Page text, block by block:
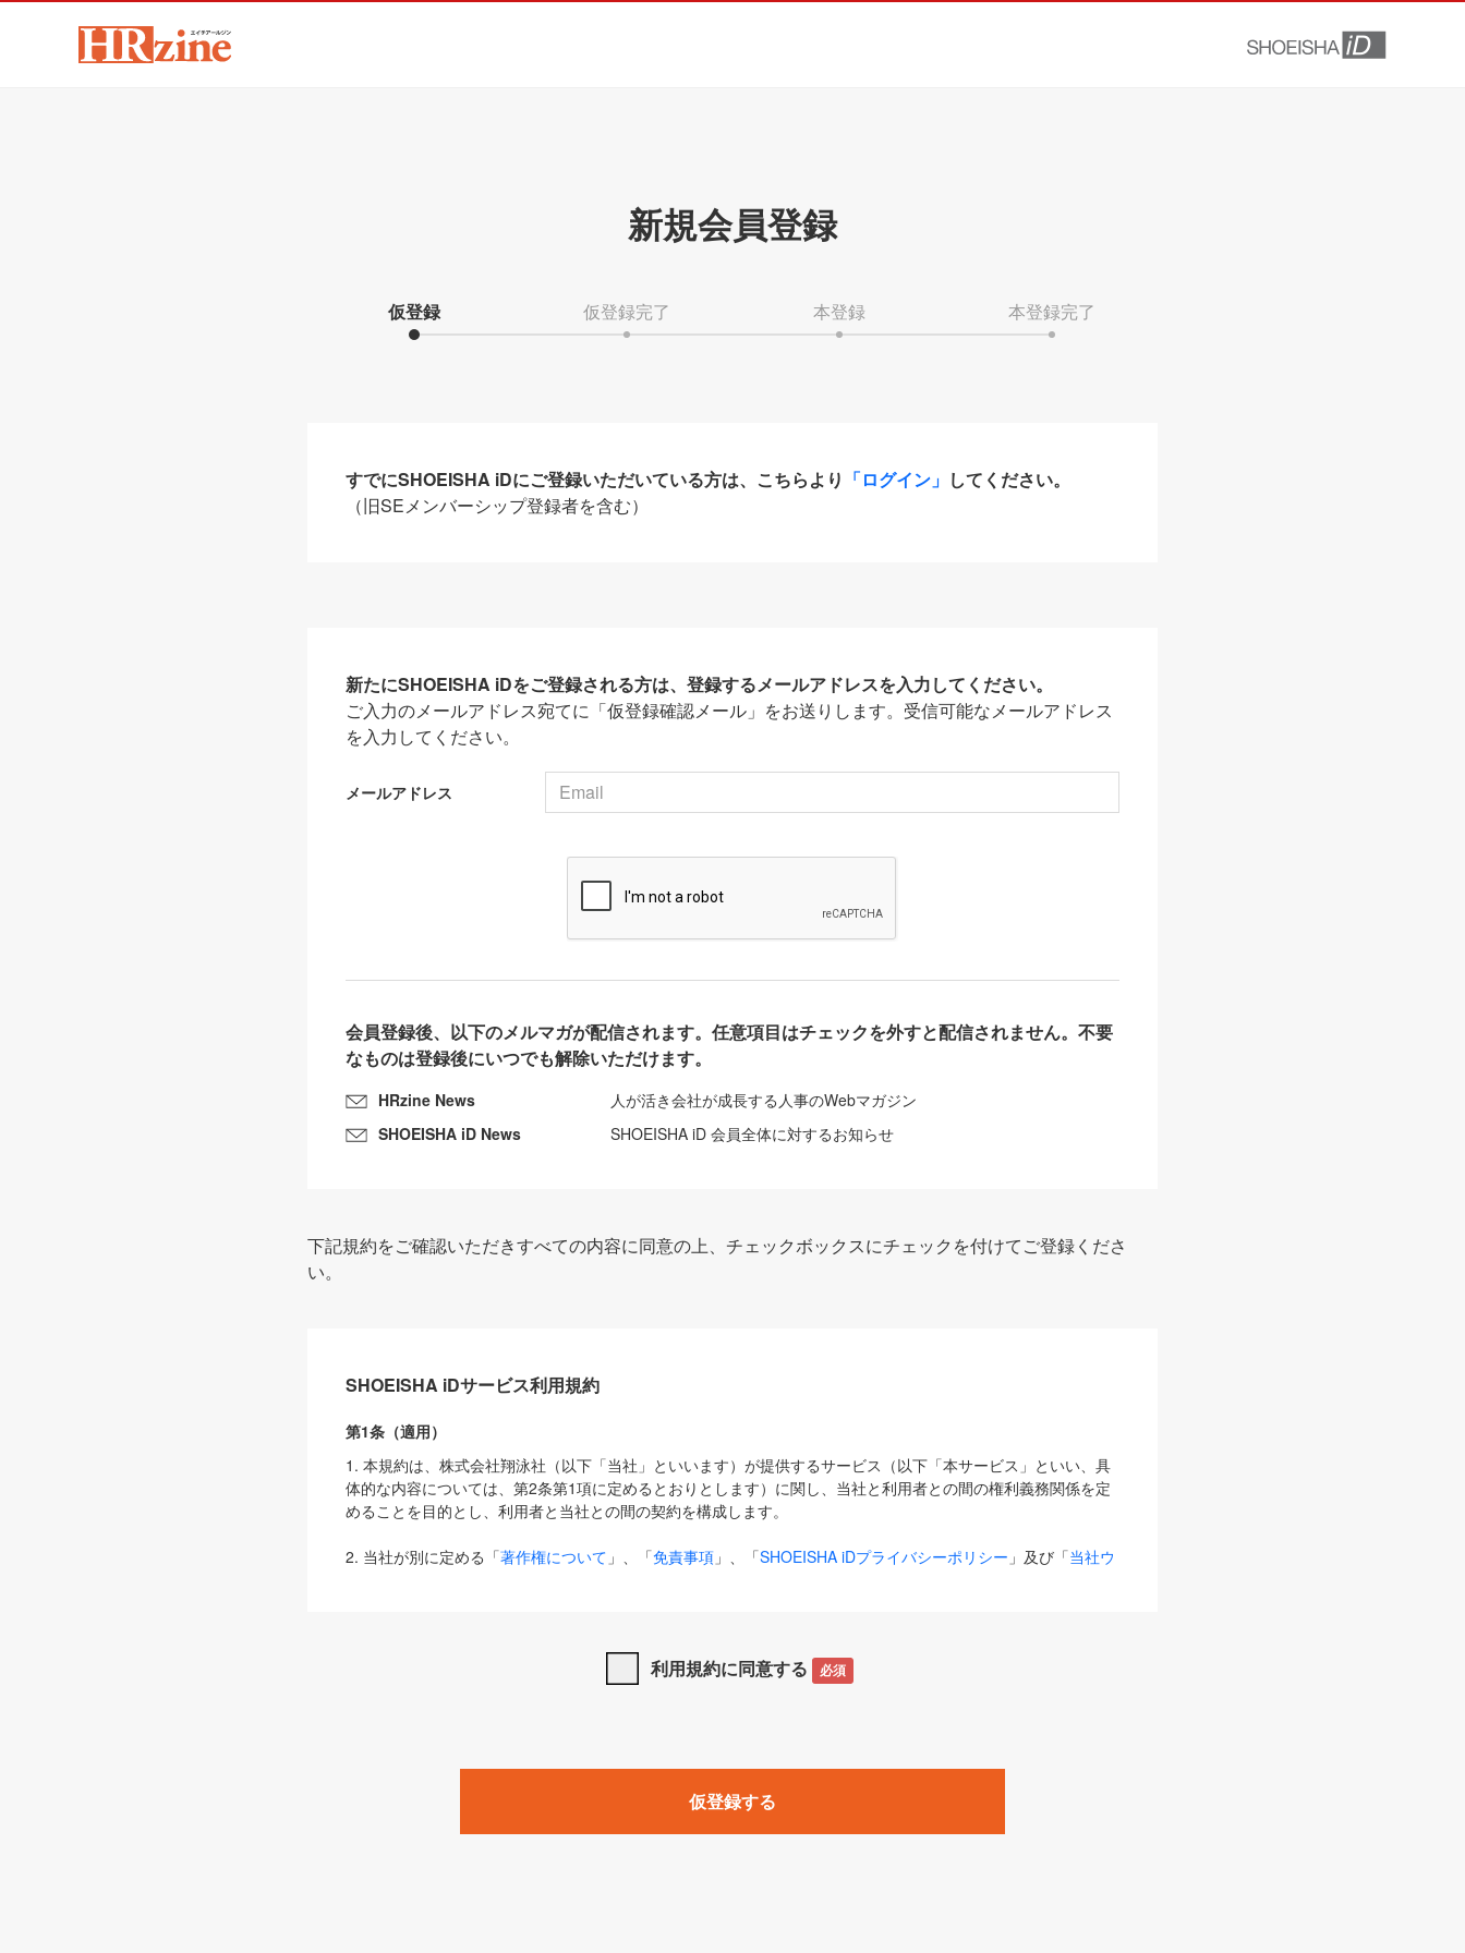
新規会員登録
仮登録 仮登録完了 本登録 本登録完了
すでにSHOEISHA iDにご登録いただいている方は、こちらより 「ログイン」 してください。
（旧SEメンバーシップ登録者を含む）
新たにSHOEISHA iDをご登録される方は、登録するメールアドレスを入力してください。
ご入力のメールアドレス宛てに「仮登録確認メール」をお送りします。受信可能なメールアドレス
を入力してください。
メールアドレス
会員登録後、以下のメルマガが配信されます。任意項目はチェックを外すと配信されません。不要
なものは登録後にいつでも解除いただけます。
HRzine News
人が活き会社が成長する人事のWebマガジン
SHOEISHA iD News
SHOEISHA iD 会員全体に対するお知らせ
下記規約をご確認いただきすべての内容に同意の上、チェックボックスにチェックを付けてご登録くださ
い。
SHOEISHA iDサービス利用規約
第1条（適用）
1. 本規約は、株式会社翔泳社（以下「当社」といいます）が提供するサービス（以下「本サービス」といい、具
体的な内容については、第2条第1項に定めるとおりとします）に関し、当社と利用者との間の権利義務関係を定
めることを目的とし、利用者と当社との間の契約を構成します。
2. 当社が別に定める「著作権について 」、「免責事項 」、「SHOEISHA iDプライバシーポリシー 」及び「当社ウ
は、本規約の規定が優先して適用されるものとします。
1. 「本サービス」とは、当社が提供する以下のサービス（名称や内容が変更された場合、変更後のサービスを含
みます）及びこれらサービスに関連して当社が実施するイベントやキャンペーンをいいます。
「SEBook」「SEShop」「CodeZine」「MarkeZine」「EnterpriseZine」「ECzine」「Biz/Zine」「HRzine」
利用規約に同意する 必須
仮登録する